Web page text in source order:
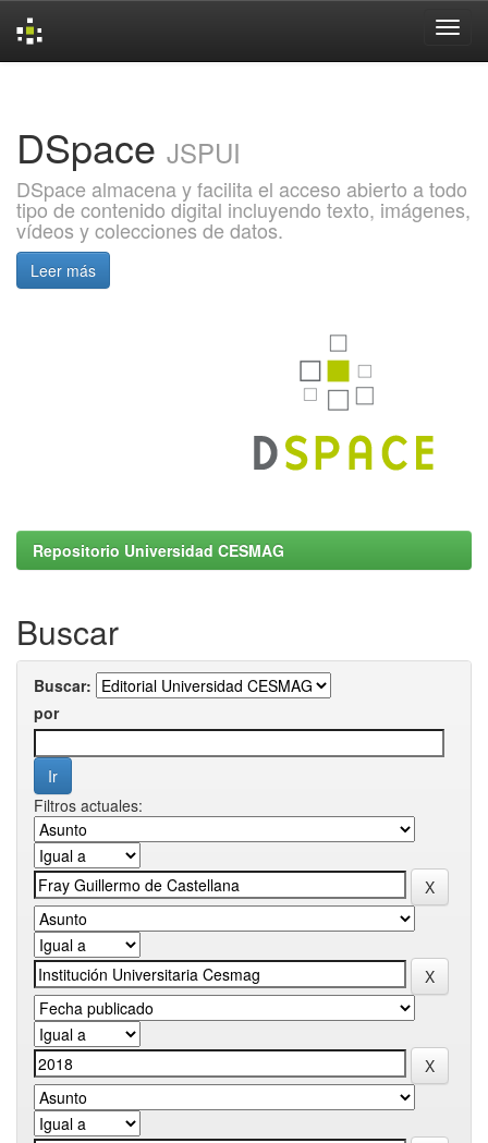
DSpace JSPUI
DSpace almacena y facilita el acceso abierto a todo
tipo de contenido digital incluyendo texto, imágenes,
vídeos y colecciones de datos.
Leer más
Repositorio Universidad CESMAG
Buscar
Buscar:
por
Filtros actuales: